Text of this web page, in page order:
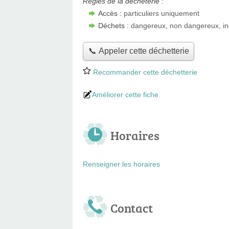
Accès : particuliers uniquement
Déchets : dangereux, non dangereux,
📞 Appeler cette déchetterie
Recommander cette déchetterie
Améliorer cette fiche
Horaires
Renseigner les horaires
Contact